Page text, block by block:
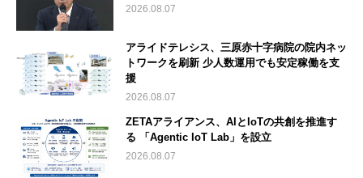
2026.08.07
アライドテレシス、三原赤十字病院の院内ネッ
トワークを刷新 少人数運用でも安定稼働を支
援
2026.08.07
ZETAアライアンス、AIとIoTの共創を推進す
る 「Agentic IoT Lab」を設立
2026.08.07